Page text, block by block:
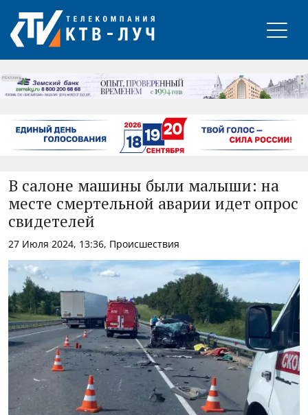
РЕКЛАМА
В салоне машины были малыши: на
месте смертельной аварии идет опрос
свидетелей
27 Июля 2024, 13:36, Происшествия